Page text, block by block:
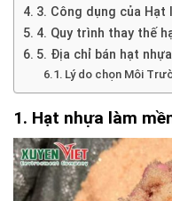
3. Công dụng của Hạt
4. Quy trình thay thế
5. Địa chỉ bán hạt
Lý do chọn Môi
1. Hạt nhựa làm